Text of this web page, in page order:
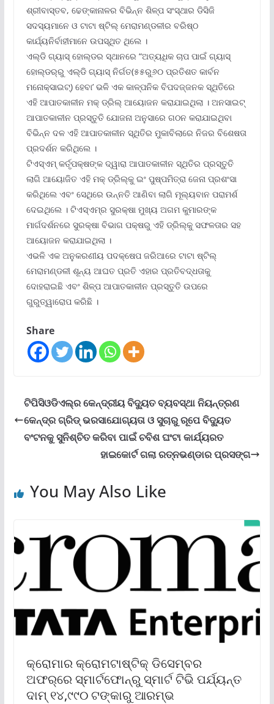
ଶ୍ରୀବାସ୍ତବ, ଢେଙ୍କାନାଳର ବିଭିନ୍ନ ଶିଳ୍ପ ସଂସ୍ଥାର ଡିସିଜି
ସଦସ୍ୟମାନେ ଓ ଟାଟା ଷ୍ଟିଲ୍ ମେରାମଣ୍ଡଳୀର ବରିଷ୍ଠ
କାର୍ଯ୍ୟନିର୍ବାହୀମାନେ ଉପସ୍ଥିତ ଥିଲେ ।
ଏଲ୍‌ଡି ଗ୍ୟାସ୍ ହୋଲ୍‌ଡର ସ୍ଥାନରେ “ଅତ୍ୟଧିକ ଚାପ ପାଇଁ ଗ୍ୟାସ୍
ହୋଲ୍‌ଡର୍‌ରୁ ଏଲ୍‌ଡି ଗ୍ୟାସ୍ ନିର୍ଗତ(୫୫ରୁ୬୦ ପ୍ରତିଶତ କାର୍ବନ
ମନୋକ୍ସାଇଟ୍‌) ହେବା’ ଭଳି ଏକ କାଳ୍ପନିକ ବିପଦଜ୍ଜନକ ସ୍ଥିତିରେ
ଏହି ଆପାତକାଳୀନ ମକ୍ ଡ୍ରିଲ୍ ଆୟୋଜନ କରାଯାଇଥିଲା । ଅନସାଇଟ୍
ଆପାତକାଳୀନ ପ୍ରସ୍ତୁତି ଯୋଜନା ଅନୁସାରେ ଗଠନ କରାଯାଇଥିବା
ବିଭିନ୍ନ ଦଳ ଏହି ଆପାତକାଳୀନ ସ୍ଥିତିର ମୁକାବିଲାରେ ନିଜର ବିଶେଷତା
ପ୍ରଦର୍ଶନ କରିଥିଲେ ।
ଟିଏସ୍‌ଏମ୍ କର୍ତୃପକ୍ଷଙ୍କ ଦ୍ୱାରା ଆପାତକାଳୀନ ସ୍ଥିତିର ପ୍ରସ୍ତୁତି
ଲାଗି ଆୟୋଜିତ ଏହି ମକ୍ ଡ୍ରିଲ୍‌କୁ ଇଂ ପୁଷ୍ପମିତ୍ରା ଜେନା ପ୍ରଶଂସା
କରିଥିଲେ ଏବଂ ସେଥିରେ ଉନ୍ନତି ଆଣିବା ଲାଗି ମୂଲ୍ୟବାନ ପରାମର୍ଶ
ଦେଇଥିଲେ । ଟିଏସ୍‌ଏମ୍‌ର ସୁରକ୍ଷା ମୁଖ୍ୟ ଅଗମ କୁମାରଙ୍କ
ମାର୍ଗଦର୍ଶନରେ ସୁରକ୍ଷା ବିଭାଗ ପକ୍ଷରୁ ଏହି ଡ୍ରିଲ୍‌କୁ ସଫଳତାର ସହ
ଆୟୋଜନ କରାଯାଇଥିଲା ।
ଏଭଳି ଏକ ଅନୁକରଣୀୟ ପଦକ୍ଷେପ ଜରିଆରେ ଟାଟା ଷ୍ଟିଲ୍
ମେରାମଣ୍ଡଳୀ ଶୂନ୍ୟ ଆଘତ ପ୍ରତି ଏହାର ପ୍ରତିବଦ୍ଧତାକୁ
ଦୋହରାଇଛି ଏବଂ ଶିଳ୍ପ ଆପାତକାଳୀନ ପ୍ରସ୍ତୁତି ଉପରେ
ଗୁରୁତ୍ୱାରୋପ କରିଛି ।
Share
ଟିପିସିଓଡିଏଲ୍‌ର କେନ୍ଦ୍ରୀୟ ବିଦ୍ୟୁତ ବ୍ୟବସ୍ଥା ନିୟନ୍ତ୍ରଣ
କେନ୍ଦ୍ର ଗ୍ରିଡ୍ ଭରସାଯୋଗ୍ୟତା ଓ ସୁଚାରୁ ରୂପେ ବିଦ୍ୟୁତ
ବଂଟନକୁ ସୁନିଶ୍ଚିତ କରିବା ପାଇଁ ଚବିଶ ଘଂଟା କାର୍ଯ୍ୟରତ
ହାଇକୋର୍ଟ ଗଲା ରତ୍ନଭଣ୍ଡାର ପ୍ରସଙ୍ଗ
You May Also Like
କ୍ରୋମାର କ୍ରୋମଟାଷ୍ଟିକ୍ ଡିସେମ୍ବର
ଅଫର୍‌ରେ ସ୍ମାର୍ଟଫୋନ୍‌ରୁ ସ୍ମାର୍ଟ ଟିଭି ପର୍ଯ୍ୟନ୍ତ
ଦାମ୍ ୧୪,୯୯୦ ଟଙ୍କାରୁ ଆରମ୍ଭ